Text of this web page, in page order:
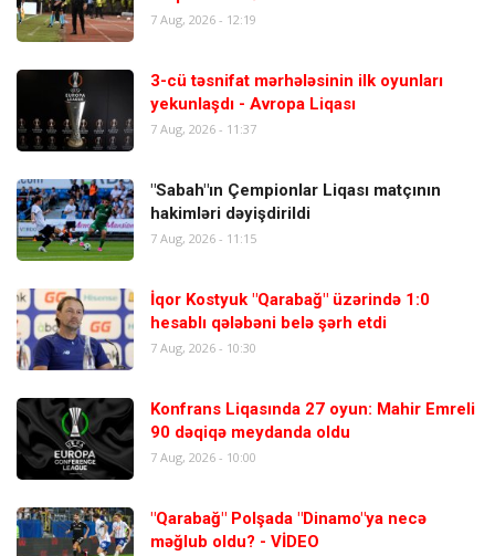
7 Aug, 2026 - 12:19
3-cü təsnifat mərhələsinin ilk oyunları
yekunlaşdı - Avropa Liqası
7 Aug, 2026 - 11:37
"Sabah"ın Çempionlar Liqası matçının
hakimləri dəyişdirildi
7 Aug, 2026 - 11:15
İqor Kostyuk "Qarabağ" üzərində 1:0
hesablı qələbəni belə şərh etdi
7 Aug, 2026 - 10:30
Konfrans Liqasında 27 oyun: Mahir Emreli
90 dəqiqə meydanda oldu
7 Aug, 2026 - 10:00
"Qarabağ" Polşada "Dinamo"ya necə
məğlub oldu? - VİDEO